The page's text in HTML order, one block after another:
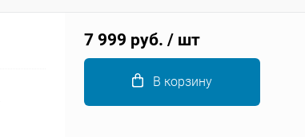
7 999 руб. / шт
В корзину